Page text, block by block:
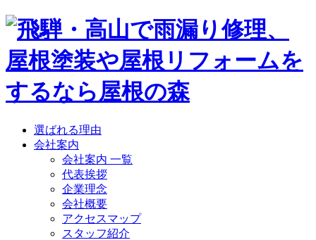
選ばれる理由
会社案内
会社案内 一覧
代表挨拶
企業理念
会社概要
アクセスマップ
スタッフ紹介